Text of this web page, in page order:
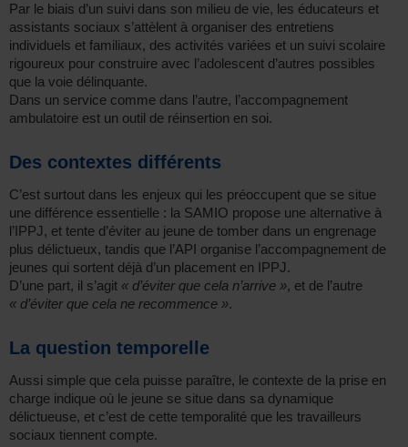
Par le biais d’un suivi dans son milieu de vie, les éducateurs et
assistants sociaux s’attèlent à organiser des entretiens
individuels et familiaux, des activités variées et un suivi scolaire
rigoureux pour construire avec l’adolescent d’autres possibles
que la voie délinquante.
Dans un service comme dans l’autre, l’accompagnement
ambulatoire est un outil de réinsertion en soi.
Des contextes différents
C’est surtout dans les enjeux qui les préoccupent que se situe
une différence essentielle : la SAMIO propose une alternative à
l’IPPJ, et tente d’éviter au jeune de tomber dans un engrenage
plus délictueux, tandis que l’API organise l’accompagnement de
jeunes qui sortent déjà d’un placement en IPPJ.
D’une part, il s’agit « d’éviter que cela n’arrive », et de l’autre
« d’éviter que cela ne recommence ».
La question temporelle
Aussi simple que cela puisse paraître, le contexte de la prise en
charge indique où le jeune se situe dans sa dynamique
délictueuse, et c’est de cette temporalité que les travailleurs
sociaux tiennent compte.